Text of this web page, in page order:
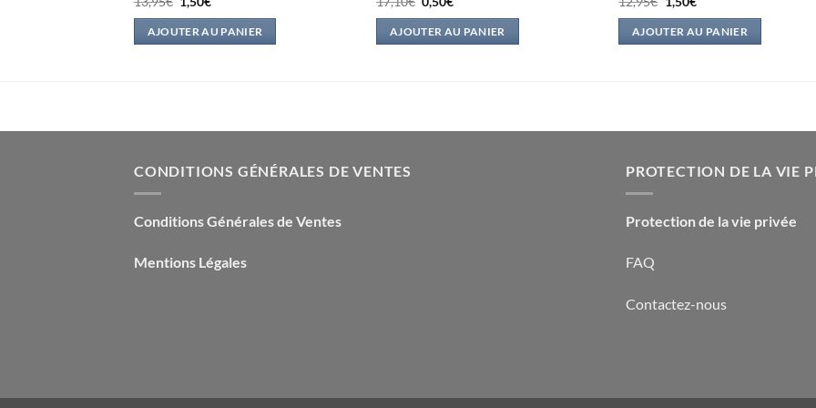
prix
initial
était :
actuel
est :
AJOUTER AU PANIER
prix
initial
était :
actuel
est :
AJOUTER AU PANIER
prix
initial
était :
actuel
est :
AJOUTER AU PANIER
CONDITIONS GÉNÉRALES DE VENTES
Conditions Générales de Ventes
Mentions Légales
PROTECTION DE LA VIE
Protection de la vie privée
FAQ
Contactez-nous